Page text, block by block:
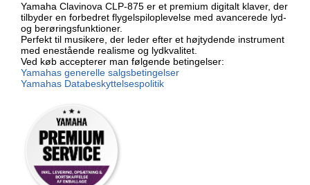
Yamaha Clavinova CLP-875 er et premium digitalt klaver, der
tilbyder en forbedret flygelspiloplevelse med avancerede lyd-
og berøringsfunktioner.
Perfekt til musikere, der leder efter et højtydende instrument
med enestående realisme og lydkvalitet.
Ved køb accepterer man følgende betingelser:
Yamahas generelle salgsbetingelser
Yamahas Databeskyttelsespolitik